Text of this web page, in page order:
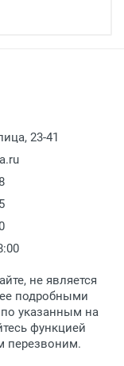
на пункте
счет.
до 15:00, в
Москва,
17, корпус 1,
55-35.
в пункт
с
при себе
в течение 3
на
23-41
не является
подробными
указанным на
функцией
перезвоним.